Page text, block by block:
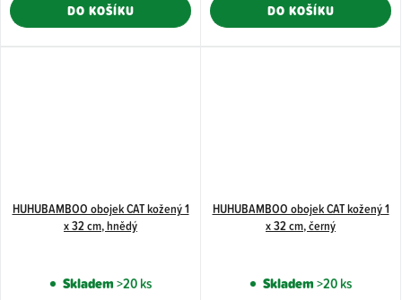
DO KOŠÍKU DO KOŠÍKU
HUHUBAMBOO obojek CAT kožený 1
x 32 cm, hnědý
Skladem>20 ks
HUHUBAMBOO obojek CAT kožený 1
x 32 cm, černý
Skladem>20 ks